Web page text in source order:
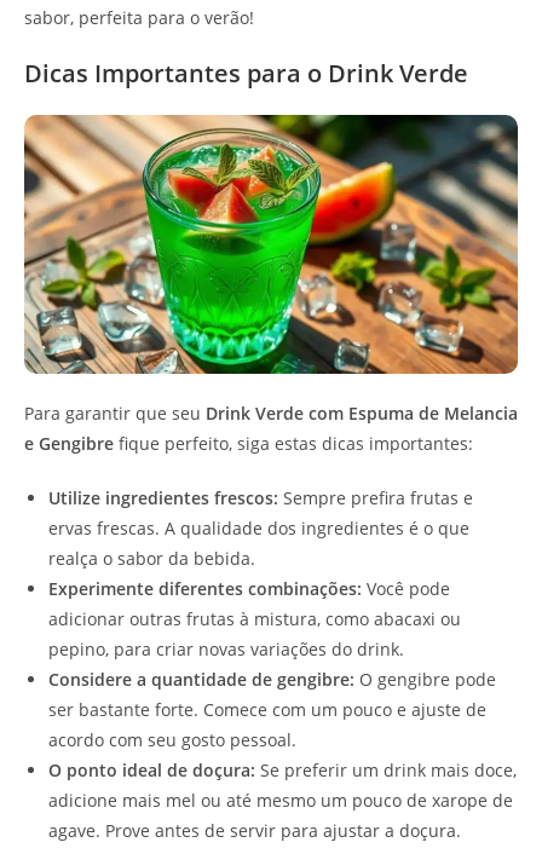
sabor, perfeita para o verão!
Dicas Importantes para o Drink Verde
Para garantir que seu Drink Verde com Espuma de Melancia
e Gengibre fique perfeito, siga estas dicas importantes:
Utilize ingredientes frescos: Sempre prefira frutas e
ervas frescas. A qualidade dos ingredientes é o que
realça o sabor da bebida.
Experimente diferentes combinações: Você pode
adicionar outras frutas à mistura, como abacaxi ou
pepino, para criar novas variações do drink.
Considere a quantidade de gengibre: O gengibre pode
ser bastante forte. Comece com um pouco e ajuste de
acordo com seu gosto pessoal.
O ponto ideal de doçura: Se preferir um drink mais doce,
adicione mais mel ou até mesmo um pouco de xarope de
agave. Prove antes de servir para ajustar a doçura.